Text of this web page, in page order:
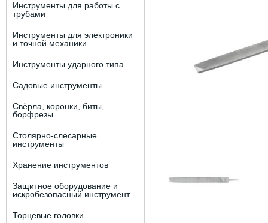
Инструменты для работы с
трубами
Инструменты для электроники
и точной механики
Инструменты ударного типа
Садовые инструменты
Свёрла, коронки, биты,
борфрезы
Столярно-слесарные
инструменты
Хранение инструментов
Защитное оборудование и
искробезопасный инструмент
Торцевые головки